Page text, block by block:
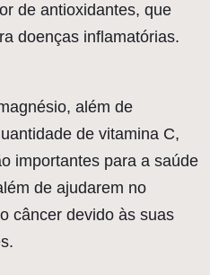
de antioxidantes, que
doenças inflamatórias.
além de
de vitamina C,
importantes para a saúde
de ajudarem no
câncer devido às suas